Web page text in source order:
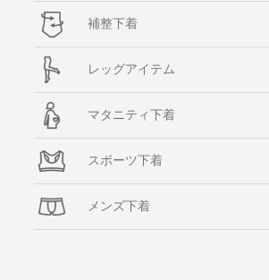
補整下着
レッグアイテム
マタニティ下着
スポーツ下着
メンズ下着